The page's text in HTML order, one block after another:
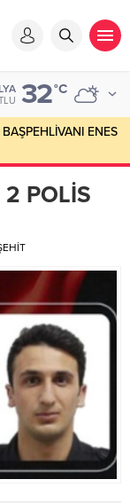
32°C
ENES
2 POLİS